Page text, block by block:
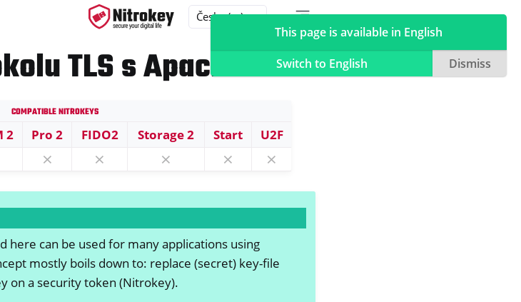
TLS s Apache2
Compatible Nitrokeys
2 Pro 2 FIDO2 Storage 2 Start U2F
⨯ ⨯ ⨯ ⨯ ⨯
here can be used for many applications using
mostly boils down to: replace (secret) key-file
on a security token (Nitrokey).
This page is available in English
Switch to English
Dismiss